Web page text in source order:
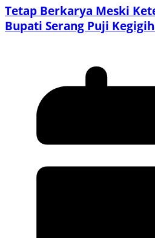
Tetap Berkarya Meski
Bupati Serang Puji